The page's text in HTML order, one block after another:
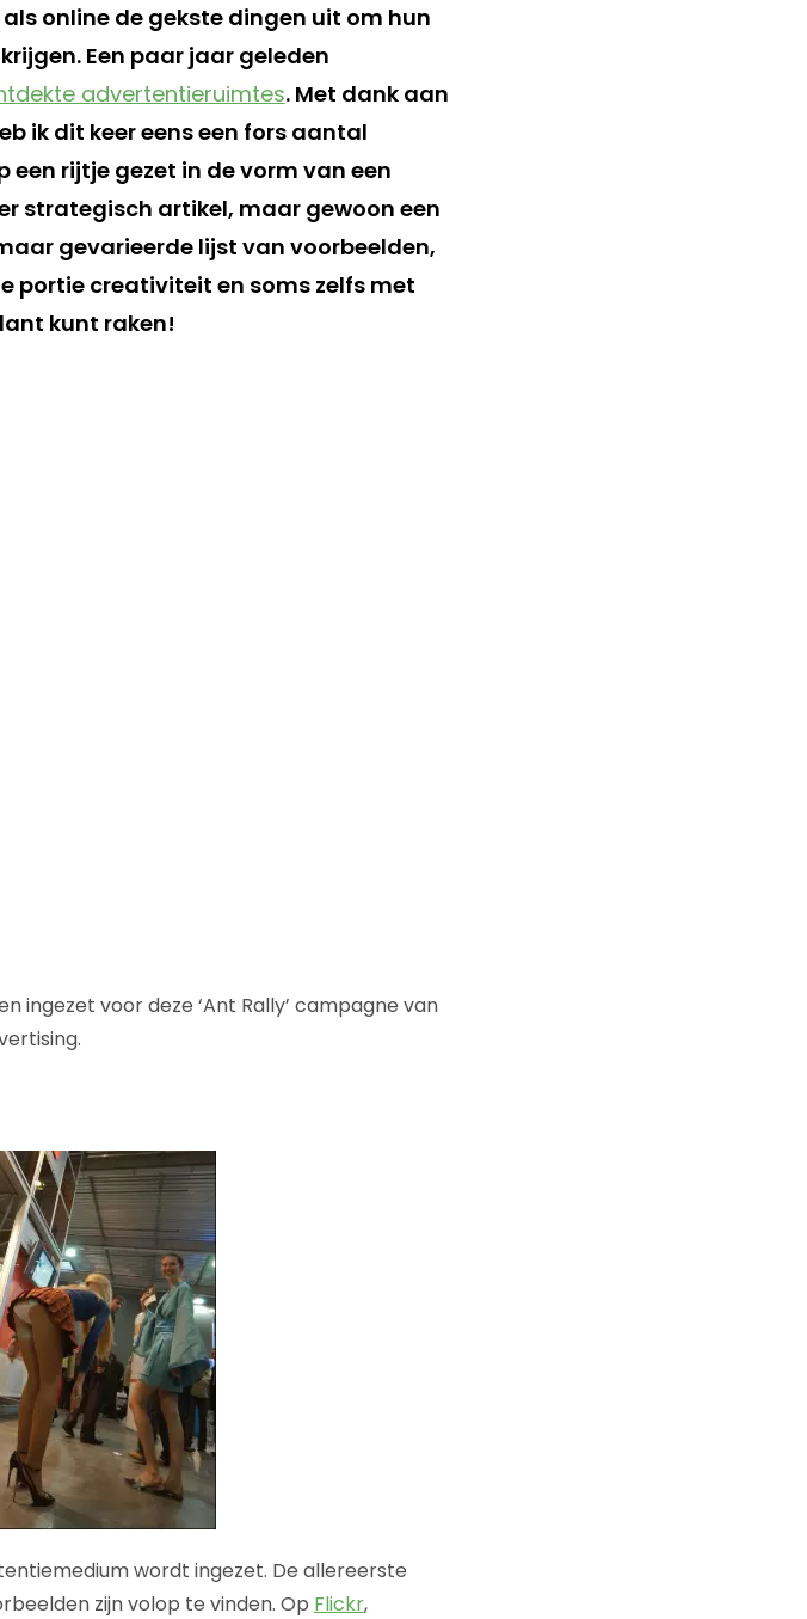
online de gekste dingen uit om hun
Een paar jaar geleden
advertentieruimtes. Met dank aan
ik dit keer eens een fors aantal
rijtje gezet in de vorm van een
strategisch artikel, maar gewoon een
gevarieerde lijst van voorbeelden,
portie creativiteit en soms zelfs met
kunt raken!
ingezet voor deze ‘Ant Rally’ campagne van
wordt ingezet. De allereerste
zijn volop te vinden. Op Flickr,